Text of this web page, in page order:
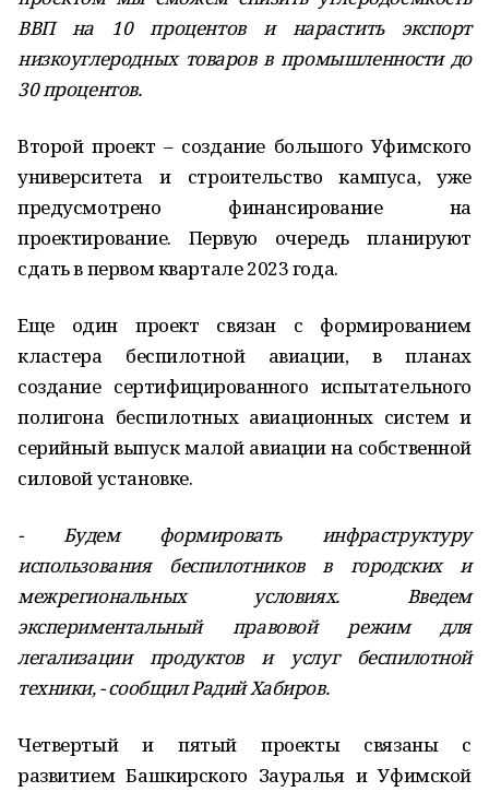
ВВП на 10 процентов и нарастить экспорт
низкоуглеродных товаров в промышленности до
30 процентов.
Второй проект – создание большого Уфимского
университета и строительство кампуса, уже
предусмотрено финансирование на
проектирование. Первую очередь планируют
сдать в первом квартале 2023 года.
Еще один проект связан с формированием
кластера беспилотной авиации, в планах
создание сертифицированного испытательного
полигона беспилотных авиационных систем и
серийный выпуск малой авиации на собственной
силовой установке.
- Будем формировать инфраструктуру
использования беспилотников в городских и
межрегиональных условиях. Введем
экспериментальный правовой режим для
легализации продуктов и услуг беспилотной
техники, - сообщил Радий Хабиров.
Четвертый и пятый проекты связаны с
развитием Башкирского Зауралья и Уфимской